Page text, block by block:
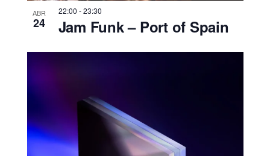
ABR
24
22:00 -23:30
Jam Funk – Port of Spain